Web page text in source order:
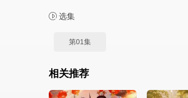
选集
第01集
相关推荐